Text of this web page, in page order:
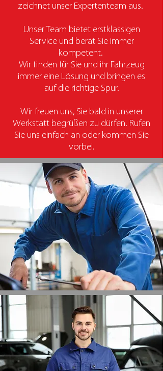
zeichnet unser Expertenteam aus.
Unser Team bietet erstklassigen
Service und berät Sie immer
kompetent.
Wir finden für Sie und ihr Fahrzeug
immer eine Lösung und bringen es
auf die richtige Spur.
Wir freuen uns, Sie bald in unserer
Werkstatt begrüßen zu dürfen. Rufen
Sie uns einfach an oder kommen Sie
vorbei.